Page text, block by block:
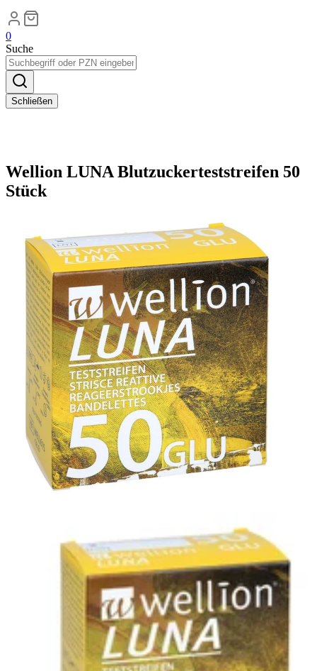
0
Suche
Schließen
Wellion LUNA Blutzuckerteststreifen 50
Stück